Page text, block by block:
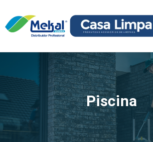
Piscina